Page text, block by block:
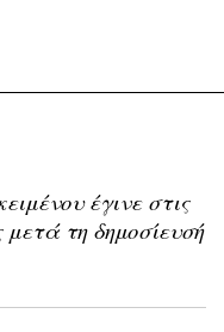
έγινε στις
τη δημοσίευσή